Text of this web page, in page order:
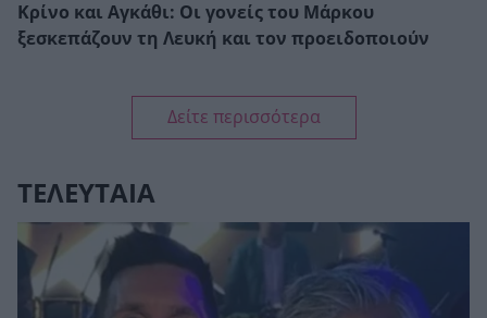
Κρίνο και Αγκάθι: Οι γονείς του Μάρκου
ξεσκεπάζουν τη Λευκή και τον προειδοποιούν
Δείτε περισσότερα
ΤΕΛΕΥΤΑΙΑ